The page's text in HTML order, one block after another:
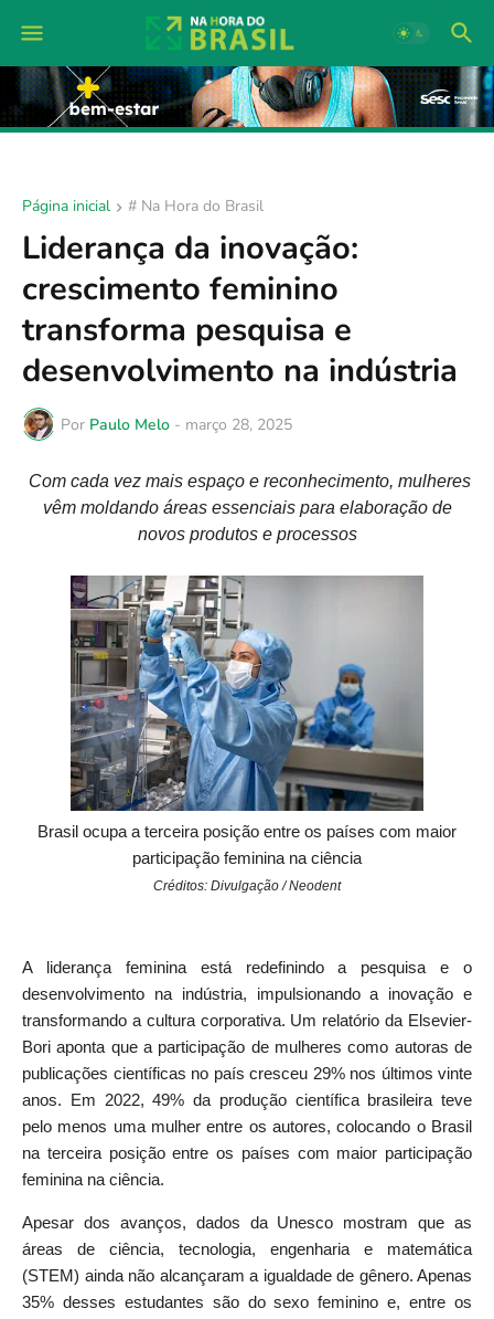
Página inicial # Na Hora do Brasil
Liderança da inovação:
crescimento feminino
transforma pesquisa e
desenvolvimento na indústria
Por Paulo Melo - março 28, 2025
Com cada vez mais espaço e reconhecimento, mulheres
vêm moldando áreas essenciais para elaboração de
novos produtos e processos
Brasil ocupa a terceira posição entre os países com maior
participação feminina na ciência
Créditos: Divulgação / Neodent
A liderança feminina está redefinindo a pesquisa e o
desenvolvimento na indústria, impulsionando a inovação e
transformando a cultura corporativa. Um relatório da Elsevier-
Bori aponta que a participação de mulheres como autoras de
publicações científicas no país cresceu 29% nos últimos vinte
anos. Em 2022, 49% da produção científica brasileira teve
pelo menos uma mulher entre os autores, colocando o Brasil
na terceira posição entre os países com maior participação
feminina na ciência.
Apesar dos avanços, dados da Unesco mostram que as
áreas de ciência, tecnologia, engenharia e matemática
(STEM) ainda não alcançaram a igualdade de gênero. Apenas
35% desses estudantes são do sexo feminino e, entre os